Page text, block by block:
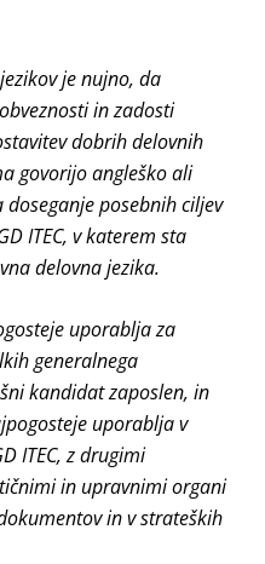
je nujno, da
in zadosti
dobrih delovnih
govorijo angleško ali
posebnih ciljev
ITEC, v katerem sta
delovna jezika.
uporablja za
generalnega
kandidat zaposlen, in
uporablja v
ITEC, z drugimi
in upravnimi organi
in v strateških